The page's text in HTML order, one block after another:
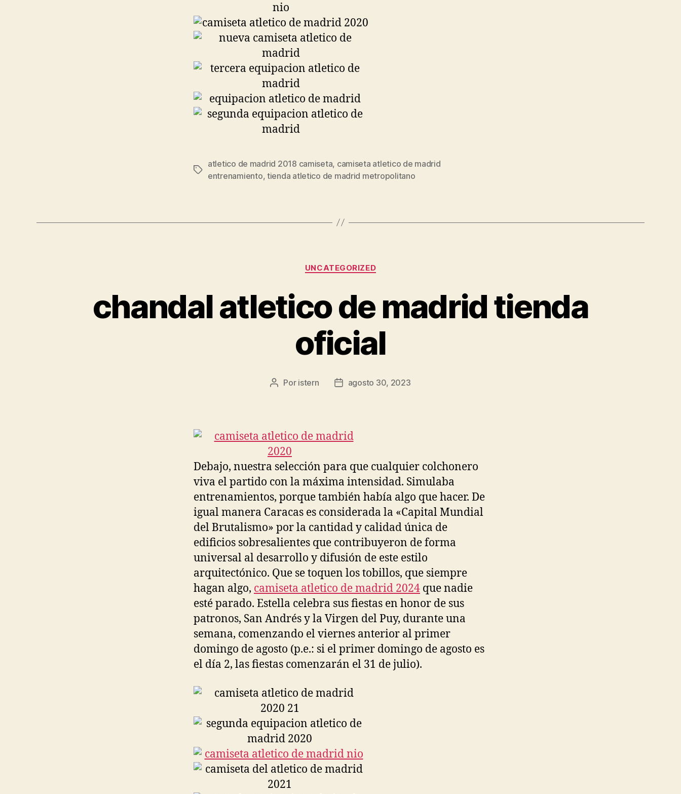
Etiquetas
atletico de madrid 2018 camiseta, camiseta atletico de madrid
entrenamiento, tienda atletico de madrid metropolitano
Categorías
UNCATEGORIZED
chandal atletico de madrid tienda
oficial
Autor
Por istern
Fechaagosto 30, 2023
Debajo, nuestra selección para que cualquier colchonero
viva el partido con la máxima intensidad. Simulaba
entrenamientos, porque también había algo que hacer. De
igual manera Caracas es considerada la «Capital Mundial
del Brutalismo» por la cantidad y calidad única de
edificios sobresalientes que contribuyeron de forma
universal al desarrollo y difusión de este estilo
arquitectónico. Que se toquen los tobillos, que siempre
hagan algo, camiseta atletico de madrid 2024 que nadie
esté parado. Estella celebra sus fiestas en honor de sus
patronos, San Andrés y la Virgen del Puy, durante una
semana, comenzando el viernes anterior al primer
domingo de agosto (p.e.: si el primer domingo de agosto es
el día 2, las fiestas comenzarán el 31 de julio).